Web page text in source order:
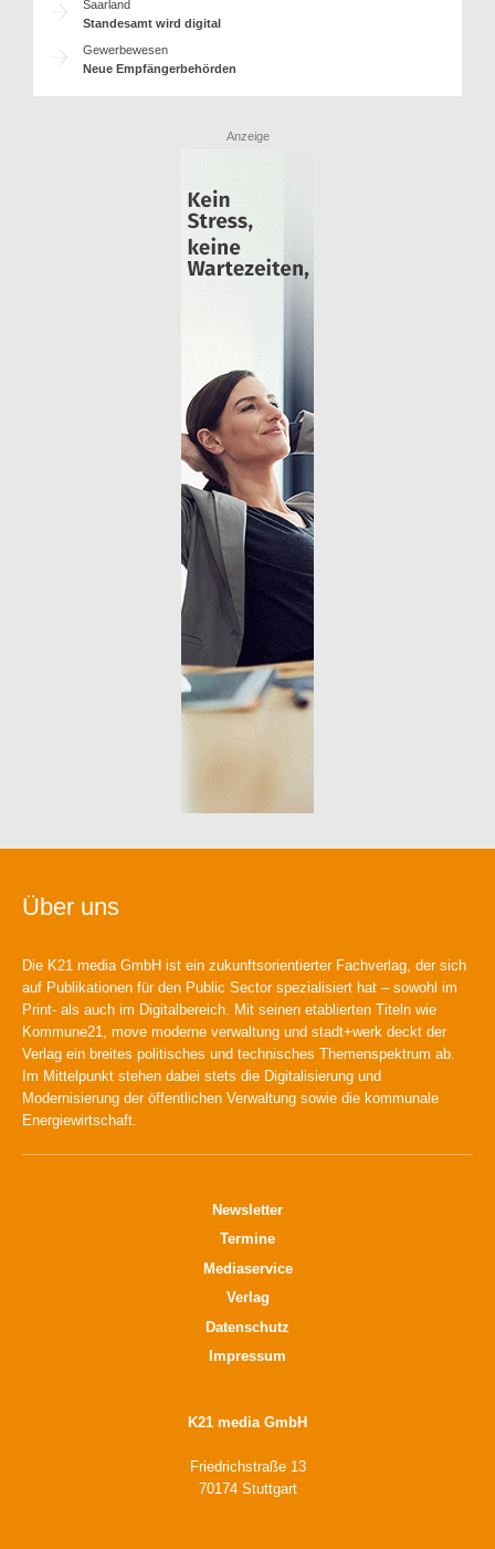
Saarland
Standesamt wird digital
Gewerbewesen
Neue Empfängerbehörden
Anzeige
Über uns
Die K21 media GmbH ist ein zukunftsorientierter Fachverlag, der sich
auf Publikationen für den Public Sector spezialisiert hat – sowohl im
Print- als auch im Digitalbereich. Mit seinen etablierten Titeln wie
Kommune21, move moderne verwaltung und stadt+werk deckt der
Verlag ein breites politisches und technisches Themenspektrum ab.
Im Mittelpunkt stehen dabei stets die Digitalisierung und
Modernisierung der öffentlichen Verwaltung sowie die kommunale
Energiewirtschaft.
Newsletter
Termine
Mediaservice
Verlag
Datenschutz
Impressum
K21 media GmbH
Friedrichstraße 13
70174 Stuttgart